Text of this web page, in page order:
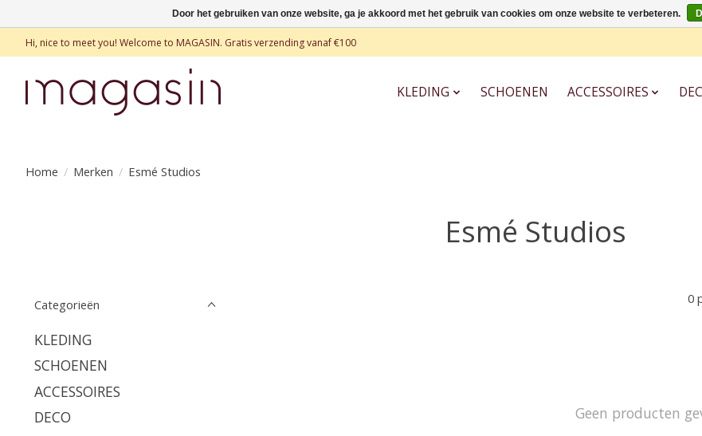
Hi, nice to meet you! Welcome to MAGASIN. Gratis verzending vanaf €100
KLEDING SCHOENEN ACCESSOIRES
Home / Merken / Esmé Studios
Esmé Studios
Categorieën
KLEDING
SCHOENEN
ACCESSOIRES
DECO
0
Geen producten
Door het gebruiken van onze website, ga je akkoord met het gebruik van cookies om onze website te verbeteren.